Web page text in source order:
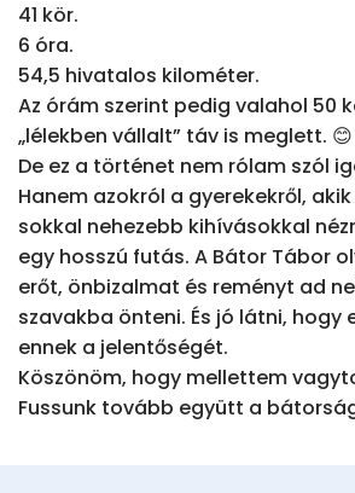
41 kör.
6 óra.
54,5 hivatalos kilométer.
Az órám szerint pedig valahol 50
„lélekben vállalt” táv is meglett. 😊
De ez a történet nem rólam szól
Hanem azokról a gyerekekről,
sokkal nehezebb kihívásokkal
egy hosszú futás. A Bátor Tábor
erőt, önbizalmat és reményt ad
szavakba önteni. És jó látni, hogy
ennek a jelentőségét.
Köszönöm, hogy mellettem
Fussunk tovább együtt a